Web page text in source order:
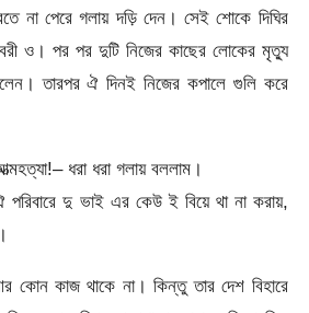
না পেরে গলায় দড়ি দেন। সেই শোকে দিঘির
ও। পর পর দুটি নিজের কাছের লোকের মৃত্যু
তারপর ঐ দিনই নিজের কপালে গুলি করে
ধরা ধরা গলায় বললাম।
দু ভাই এর কেউ ই বিয়ে থা না করায়,
কোন কাজ থাকে না। কিন্তু তার দেশ বিহারে